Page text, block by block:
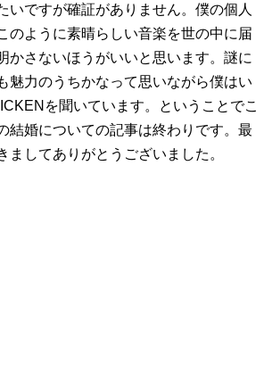
いですが確証がありません。僕の個人
のように素晴らしい音楽を世の中に届
かさないほうがいいと思います。謎に
魅力のうちかなって思いながら僕はい
を聞いています。ということでこ
結婚についての記事は終わりです。最
ましてありがとうございました。